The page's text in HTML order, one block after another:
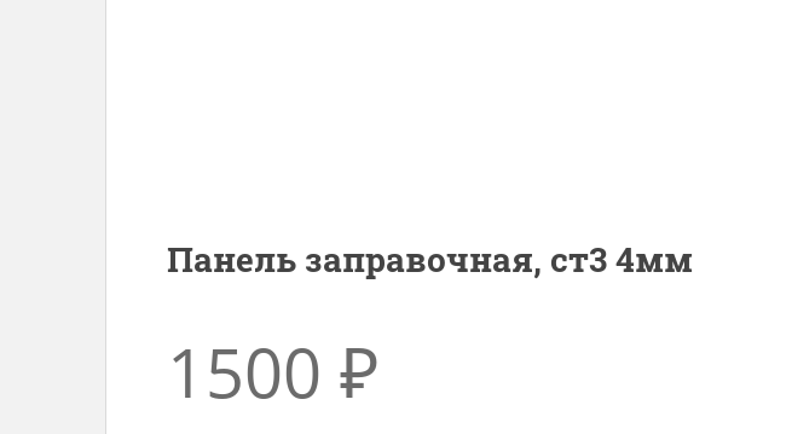
Панель заправочная, ст3 4мм
1500 ₽